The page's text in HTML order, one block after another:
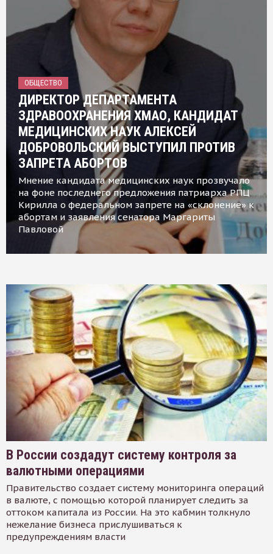
ОБЩЕСТВО
ДИРЕКТОР ДЕПАРТАМЕНТА
ЗДРАВООХРАНЕНИЯ ХМАО, КАНДИДАТ
МЕДИЦИНСКИХ НАУК АЛЕКСЕЙ
ДОБРОВОЛЬСКИЙ ВЫСТУПИЛ ПРОТИВ
ЗАПРЕТА АБОРТОВ
Мнение кандидата медицинских наук прозвучало
на фоне последнего предложения патриарха РПЦ
Кирилла о федеральном запрете на «склонение» к
абортам и заявления сенатора Маргариты
Павловой
В России создадут систему контроля за
валютными операциями
Правительство создает систему мониторинга операций
в валюте, с помощью которой планирует следить за
оттоком капитала из России. На это кабмин толкнуло
нежелание бизнеса прислушиваться к
предупреждениям власти